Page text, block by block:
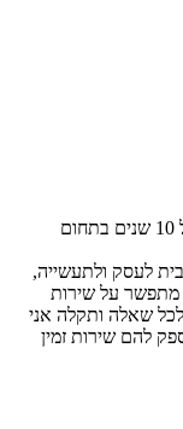
אני עמית מתן חשמלאי מוסמך, עם ניסיון של מעל 10 שנים בתחום
לעסק ולתעשייה,
מתפשר על שירות
ומקצועיות עבור לקוחותיי ודואג לתת מענה 24/6 לכל שאלה ותקלה אני
להם שירות זמין